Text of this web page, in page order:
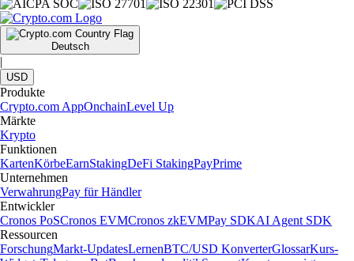
Deutsch
|
USD
Produkte
Crypto.com AppOnchainLevel Up
Märkte
Krypto
Funktionen
KartenKörbeEarnStakingDeFi StakingPayPrime
Unternehmen
VerwahrungPay für Händler
Entwickler
Cronos PoSCronos EVMCronos zkEVMPay SDKAI Agent SDK
Ressourcen
ForschungMarkt-UpdatesLernenBTC/USD KonverterGlossarKurs-